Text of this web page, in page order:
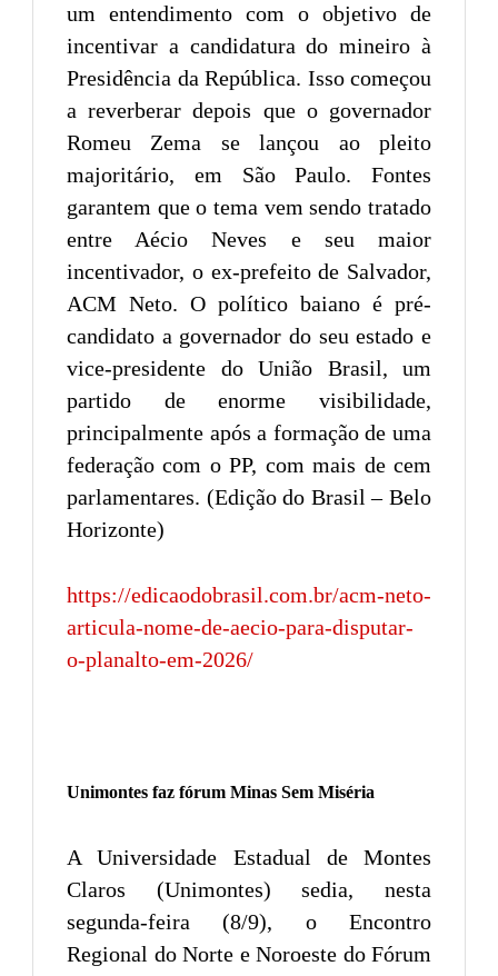
um entendimento com o objetivo de
incentivar a candidatura do mineiro à
Presidência da República. Isso começou
a reverberar depois que o governador
Romeu Zema se lançou ao pleito
majoritário, em São Paulo. Fontes
garantem que o tema vem sendo tratado
entre Aécio Neves e seu maior
incentivador, o ex-prefeito de Salvador,
ACM Neto. O político baiano é pré-
candidato a governador do seu estado e
vice-presidente do União Brasil, um
partido de enorme visibilidade,
principalmente após a formação de uma
federação com o PP, com mais de cem
parlamentares. (Edição do Brasil – Belo
Horizonte)
https://edicaodobrasil.com.br/acm-neto-
articula-nome-de-aecio-para-disputar-
o-planalto-em-2026/
Unimontes faz fórum Minas Sem Miséria
A Universidade Estadual de Montes
Claros (Unimontes) sedia, nesta
segunda-feira (8/9), o Encontro
Regional do Norte e Noroeste do Fórum